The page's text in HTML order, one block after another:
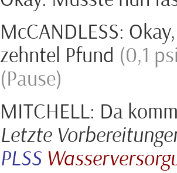
McCANDLESS:
zehntel Pfund (0,1
(Pause)
MITCHELL: Da
Letzte
PLSS